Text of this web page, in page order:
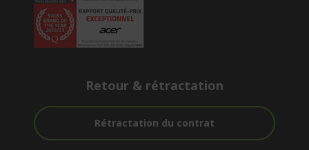
Retour & rétractation
Rétractation du contrat